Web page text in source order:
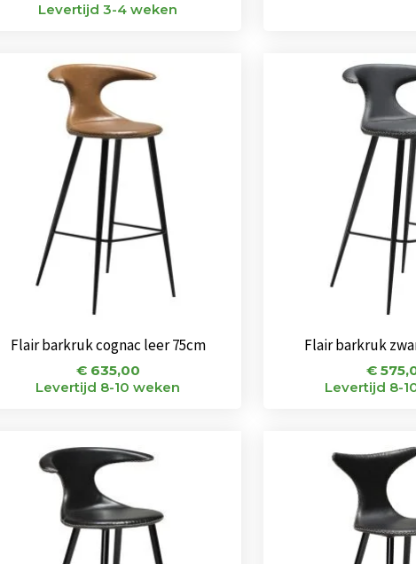
Levertijd 3-4 weken
Flair barkruk cognac leer 75cm
€635,00
Levertijd 8-10 weken
Flair barkruk
€
Levertijd 8-